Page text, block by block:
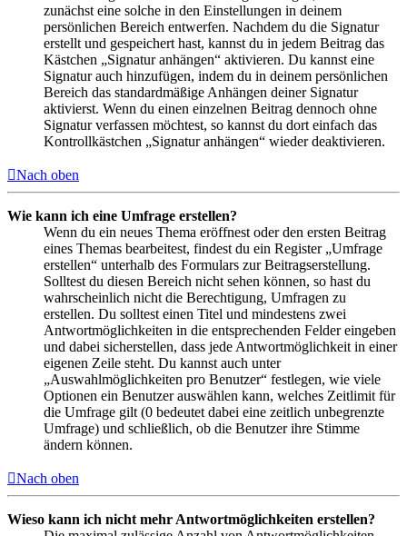
zunächst eine solche in den Einstellungen in deinem
persönlichen Bereich entwerfen. Nachdem du die Signatur
erstellt und gespeichert hast, kannst du in jedem Beitrag das
Kästchen „Signatur anhängen“ aktivieren. Du kannst eine
Signatur auch hinzufügen, indem du in deinem persönlichen
Bereich das standardmäßige Anhängen deiner Signatur
aktivierst. Wenn du einen einzelnen Beitrag dennoch ohne
Signatur verfassen möchtest, so kannst du dort einfach das
Kontrollkästchen „Signatur anhängen“ wieder deaktivieren.
Nach oben
Wie kann ich eine Umfrage erstellen?
Wenn du ein neues Thema eröffnest oder den ersten Beitrag
eines Themas bearbeitest, findest du ein Register „Umfrage
erstellen“ unterhalb des Formulars zur Beitragserstellung.
Solltest du diesen Bereich nicht sehen können, so hast du
wahrscheinlich nicht die Berechtigung, Umfragen zu
erstellen. Du solltest einen Titel und mindestens zwei
Antwortmöglichkeiten in die entsprechenden Felder eingeben
und dabei sicherstellen, dass jede Antwortmöglichkeit in einer
eigenen Zeile steht. Du kannst auch unter
„Auswahlmöglichkeiten pro Benutzer“ festlegen, wie viele
Optionen ein Benutzer auswählen kann, welches Zeitlimit für
die Umfrage gilt (0 bedeutet dabei eine zeitlich unbegrenzte
Umfrage) und schließlich, ob die Benutzer ihre Stimme
ändern können.
Nach oben
Wieso kann ich nicht mehr Antwortmöglichkeiten erstellen?